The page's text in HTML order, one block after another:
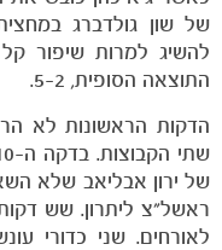
של שון גולדברג
להשיג למרות שיפור
התוצאה הסופית, 5-2.
הדקות הראשונות לא
של ירון אבליאב שלא
לאורחים. שני כדורי